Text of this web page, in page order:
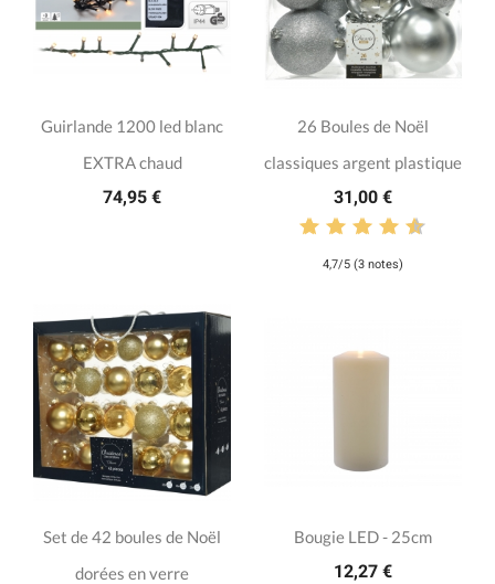
Guirlande 1200 led blanc
EXTRA chaud
74,95 €
26 Boules de Noël
classiques argent plastique
31,00 €
4,7/5 (3 notes)
Set de 42 boules de Noël
dorées en verre
Bougie LED - 25cm
12,27 €